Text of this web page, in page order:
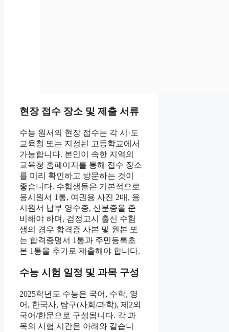
현장 접수 장소 및 제출 서류
수능 원서의 현장 접수는 각 시·도
교육청 또는 지정된 고등학교에서
가능합니다. 본인이 속한 지역의
교육청 홈페이지를 통해 접수 장소
를 미리 확인하고 방문하는 것이
좋습니다. 수험생들은 기본적으로
응시원서 1통, 여권용 사진 2매, 응
시원서 납부 영수증, 신분증을 준
비해야 하며, 검정고시 출신 수험
생의 경우 합격증 사본 및 원본 또
는 합격증명서 1통과 주민등록초
본 1통을 추가로 제출해야 합니다.
수능 시험 일정 및 과목 구성
2025학년도 수능은 국어, 수학, 영
어, 한국사, 탐구(사회/과학), 제2외
국어/한문으로 구성됩니다. 각 과
목의 시험 시간은 아래와 같습니